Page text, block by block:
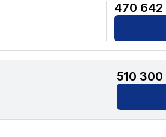
470 642
510 300